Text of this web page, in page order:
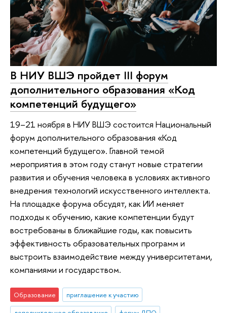
В НИУ ВШЭ пройдет III форум
дополнительного образования «Код
компетенций будущего»
19–21 ноября в НИУ ВШЭ состоится Национальный
форум дополнительного образования «Код
компетенций будущего». Главной темой
мероприятия в этом году станут новые стратегии
развития и обучения человека в условиях активного
внедрения технологий искусственного интеллекта.
На площадке форума обсудят, как ИИ меняет
подходы к обучению, какие компетенции будут
востребованы в ближайшие годы, как повысить
эффективность образовательных программ и
выстроить взаимодействие между университетами,
компаниями и государством.
Образование
приглашение к участию